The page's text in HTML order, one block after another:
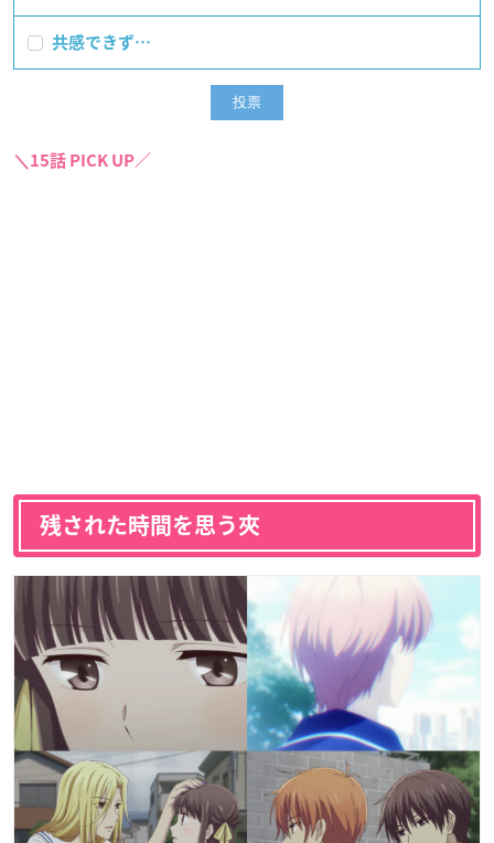
共感できず…
＼15話 PICK UP／
残された時間を思う夾